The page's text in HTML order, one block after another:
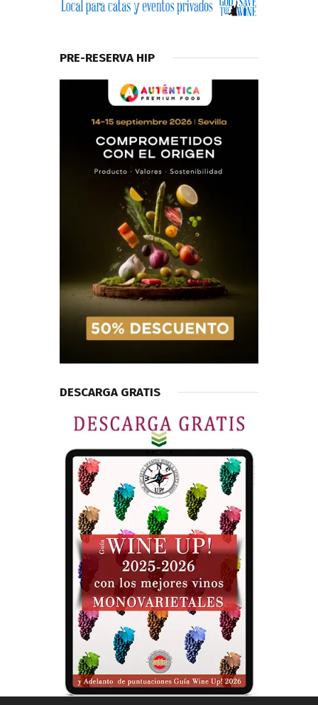
PRE-RESERVA HIP
DESCARGA GRATIS